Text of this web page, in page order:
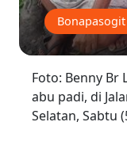
Bonapasogit
Foto: Benny Br
abu padi, di
Selatan, Sabtu